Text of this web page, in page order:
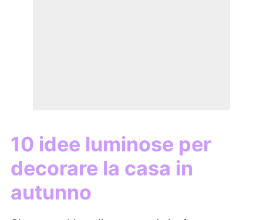
10 idee luminose per
decorare la casa in
autunno